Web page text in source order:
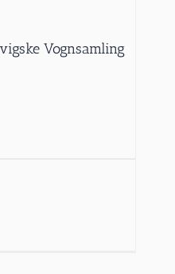
Vognsamling